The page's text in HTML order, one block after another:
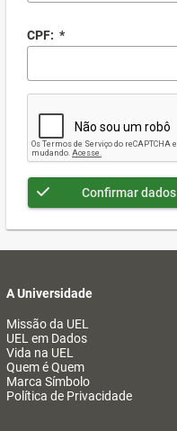
CPF: *
Confirmar dados
A Universidade
Missão da UEL
UEL em Dados
Vida na UEL
Quem é Quem
Marca Símbolo
Política de Privacidade